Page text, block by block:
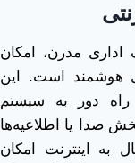
مدرن، امکان
هوشمند است. این
راه دور به سیستم
صدا یا اطلاعیه‌ها
به اینترنت امکان